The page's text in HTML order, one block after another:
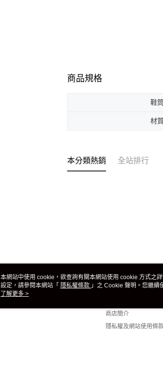
商品規格
鞋
材
本分類熱銷 全站排行
關於我們
商店簡介
隱私權及網站使用條
本網站中使用 cookie，欲查詢有關本網站使用 cookie 方式之
設定，請參閱本網站「 隱私權條款 」之 Cookie 聲明。您繼續
使用 cookie。
了解更多 >